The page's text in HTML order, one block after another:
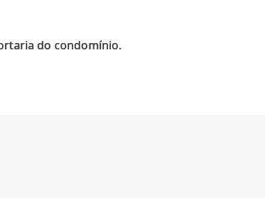
do condomínio.